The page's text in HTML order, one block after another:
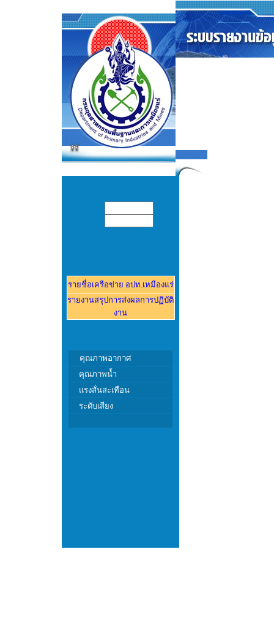
รายชื่อเครือข่าย อปท.เหมืองแร่
รายงานสรุปการส่งผลการปฏิบัติ
งาน
คุณภาพอากาศ
คุณภาพน้ำ
แรงสั่นสะเทือน
ระดับเสียง